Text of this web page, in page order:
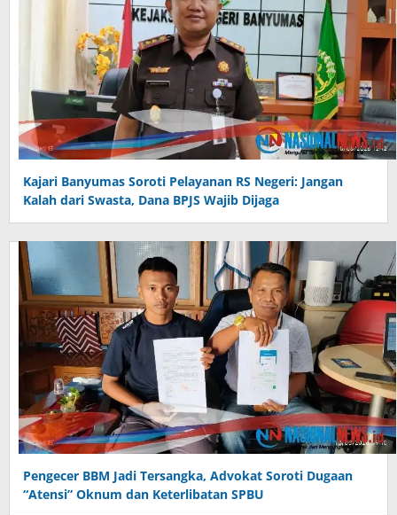
Kajari Banyumas Soroti Pelayanan RS Negeri: Jangan
Kalah dari Swasta, Dana BPJS Wajib Dijaga
Pengecer BBM Jadi Tersangka, Advokat Soroti Dugaan
“Atensi” Oknum dan Keterlibatan SPBU